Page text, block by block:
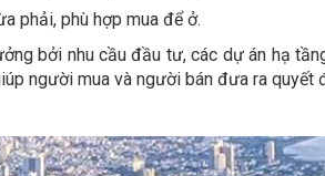
phải, phù hợp mua để ở.
bởi nhu cầu đầu tư, các dự án hạ
người mua và người bán đưa ra quyết